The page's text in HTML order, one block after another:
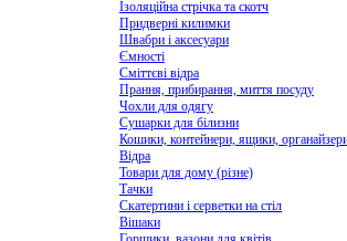
Ізоляційна стрічка та скотч
Придверні килимки
Швабри і аксесуари
Ємності
Сміттєві відра
Прання, прибирання, миття посуду
Чохли для одягу
Сушарки для білизни
Кошики, контейнери, ящики,
Відра
Товари для дому (різне)
Тачки
Скатертини і серветки на стіл
Вішаки